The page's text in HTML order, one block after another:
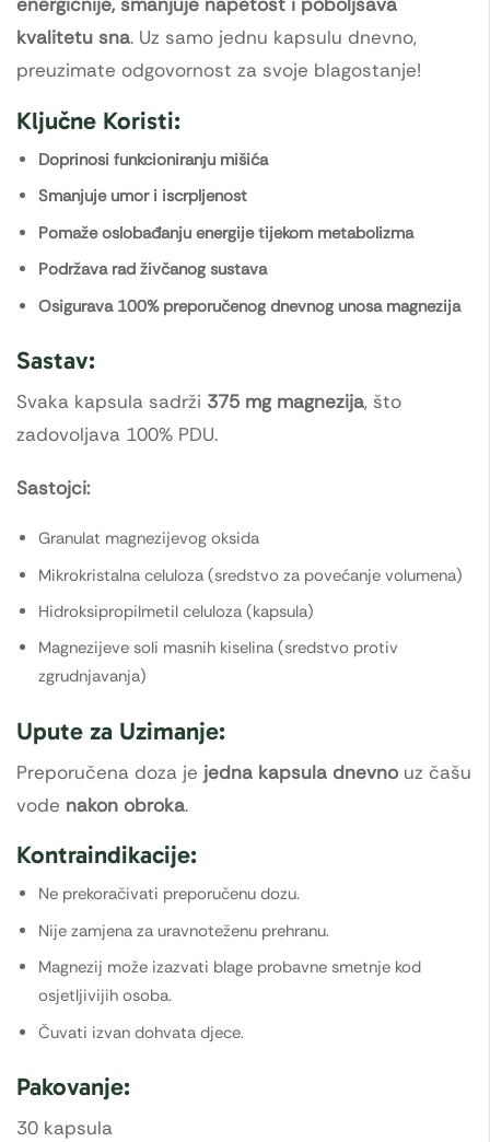
kvalitetu sna. Uz samo jednu kapsulu dnevno,
preuzimate odgovornost za svoje blagostanje!
Ključne Koristi:
Doprinosi funkcioniranju mišića
Smanjuje umor i iscrpljenost
Pomaže oslobađanju energije tijekom metabolizma
Podržava rad živčanog sustava
Osigurava 100% preporučenog dnevnog unosa magnezija
Sastav:
Svaka kapsula sadrži 375 mg magnezija, što
zadovoljava 100% PDU.
Sastojci:
Granulat magnezijevog oksida
Mikrokristalna celuloza (sredstvo za povećanje volumena)
Hidroksipropilmetil celuloza (kapsula)
Magnezijeve soli masnih kiselina (sredstvo protiv
zgrudnjavanja)
Upute za Uzimanje:
Preporučena doza je jedna kapsula dnevno uz čašu
vode nakon obroka.
Kontraindikacije:
Ne prekoračivati preporučenu dozu.
Nije zamjena za uravnoteženu prehranu.
Magnezij može izazvati blage probavne smetnje kod
osjetljivijih osoba.
Čuvati izvan dohvata djece.
Pakovanje:
30 kapsula